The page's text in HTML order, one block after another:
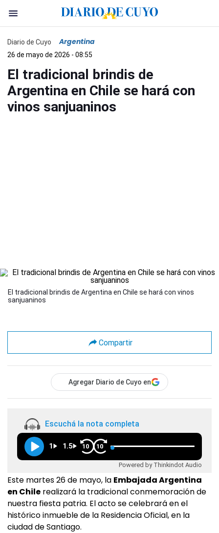
Diario de Cuyo Argentina
26 de mayo de 2026 - 08:55
El tradicional brindis de
Argentina en Chile se hará con
vinos sanjuaninos
El tradicional brindis de Argentina en Chile se hará con vinos
sanjuaninos
Compartir
Agregar Diario de Cuyo en
Escuchá la nota completa
1 1.5 10 10
Powered by Thinkindot Audio
Este martes 26 de mayo, la Embajada Argentina
en Chile realizará la tradicional conmemoración de
nuestra fiesta patria. El acto se celebrará en el
histórico inmueble de la Residencia Oficial, en la
ciudad de Santiago.